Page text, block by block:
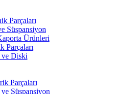
Parçaları
Süspansiyon
Ürünleri
Parçaları
ve Diski
Parçaları
Süspansiyon